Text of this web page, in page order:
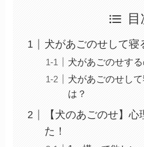
目
犬があごのせして寝
犬があごのせす
犬があごのせし
は？
【犬のあごのせ】
た！